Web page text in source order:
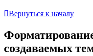
Вернуться к началу
создаваемых